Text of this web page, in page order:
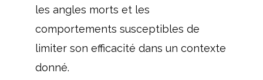
les angles morts et les
comportements susceptibles de
limiter son efficacité dans un contexte
donné.